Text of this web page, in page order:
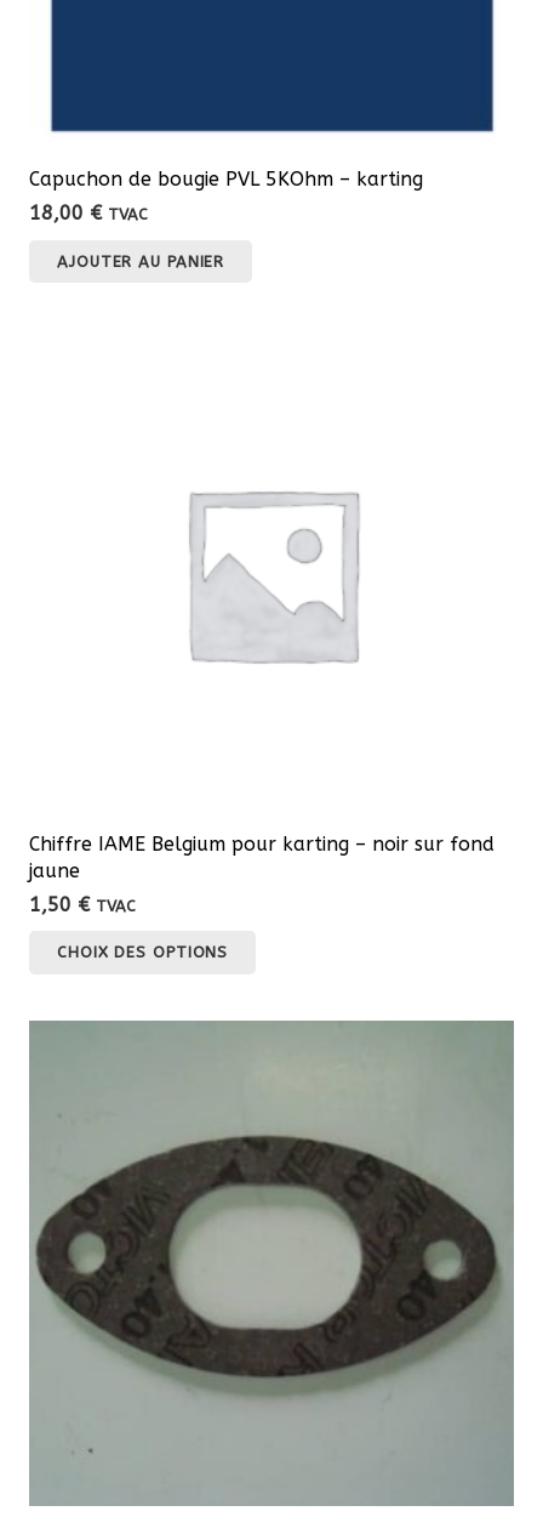
Capuchon de bougie PVL 5KOhm – karting
18,00 € TVAC
AJOUTER AU PANIER
Chiffre IAME Belgium pour karting – noir sur fond
jaune
1,50 € TVAC
CHOIX DES OPTIONS
options
peuvent